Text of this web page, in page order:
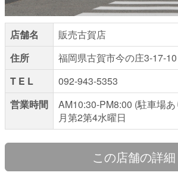
店舗名
販売古賀店
住所
福岡県古賀市今の庄3-17-10
T E L
092-943-5353
営業時間
AM10:30-PM8:00 (駐車
月第2第4水曜日
この店舗の詳細